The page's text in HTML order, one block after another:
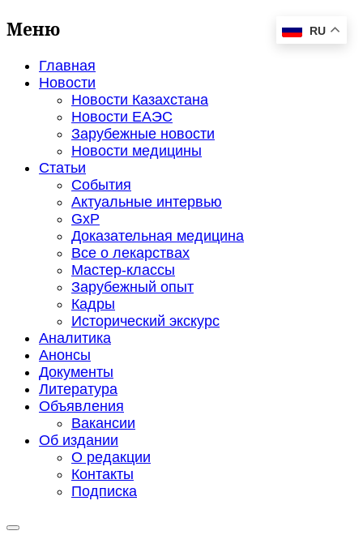
Меню
Главная
Новости
Новости Казахстана
Новости ЕАЭС
Зарубежные новости
Новости медицины
Статьи
События
Актуальные интервью
GxP
Доказательная медицина
Все о лекарствах
Мастер-классы
Зарубежный опыт
Кадры
Исторический экскурс
Аналитика
Анонсы
Документы
Литература
Объявления
Вакансии
Об издании
О редакции
Контакты
Подписка
RU